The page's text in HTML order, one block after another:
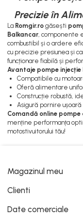
Radiatoare Racire
Termostate Răcire
Ventilatoare Răcire
Precizie în
La Romgir.ro găsești
Balkancar, componente
combustibil și o ardere
cu precizie presiunea și
funcționare fiabilă și
Avantaje pompe injecție
Compatibile cu
Oferă alimentare
Construcție robustă,
Asigură pornire
Comandă online pompe
menține performanța
motostivuitorului tău!
Magazinul meu
Clienti
Date comerciale